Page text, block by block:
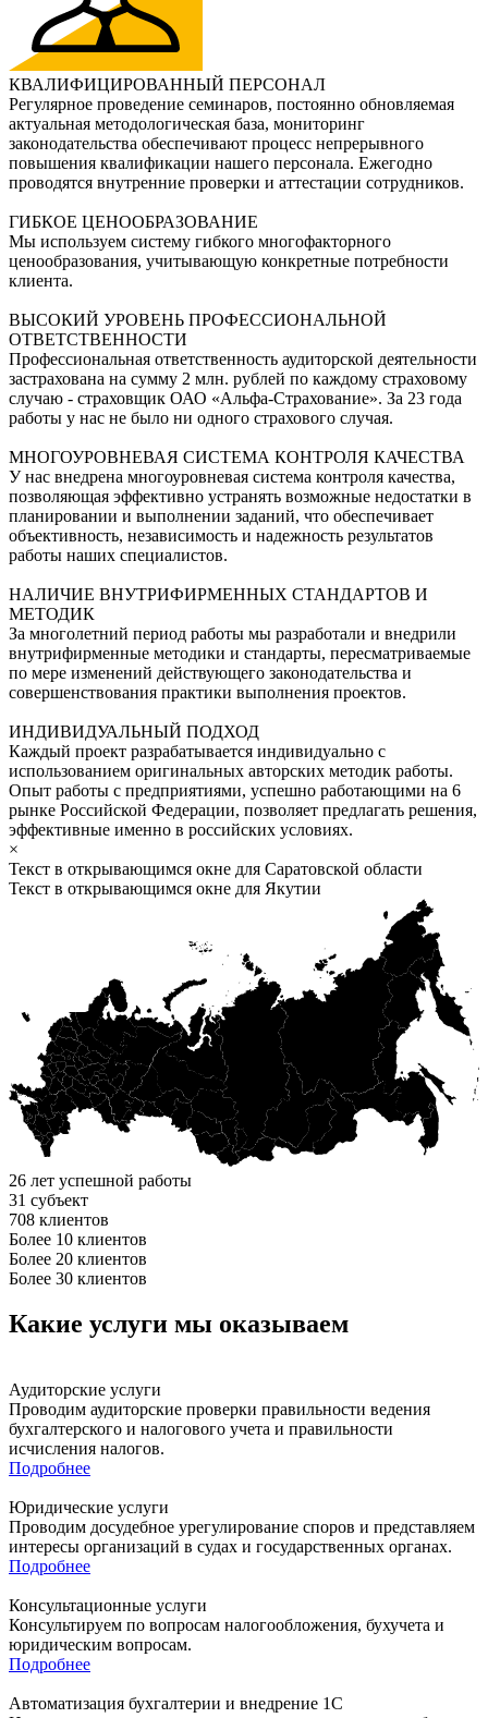
КВАЛИФИЦИРОВАННЫЙ ПЕРСОНАЛ
Регулярное проведение семинаров, постоянно обновляемая
актуальная методологическая база, мониторинг
законодательства обеспечивают процесс непрерывного
повышения квалификации нашего персонала. Ежегодно
проводятся внутренние проверки и аттестации сотрудников.
ГИБКОЕ ЦЕНООБРАЗОВАНИЕ
Мы используем систему гибкого многофакторного
ценообразования, учитывающую конкретные потребности
клиента.
ВЫСОКИЙ УРОВЕНЬ ПРОФЕССИОНАЛЬНОЙ
ОТВЕТСТВЕННОСТИ
Профессиональная ответственность аудиторской деятельности
застрахована на сумму 2 млн. рублей по каждому страховому
случаю - страховщик ОАО «Альфа-Страхование». За 23 года
работы у нас не было ни одного страхового случая.
МНОГОУРОВНЕВАЯ СИСТЕМА КОНТРОЛЯ КАЧЕСТВА
У нас внедрена многоуровневая система контроля качества,
позволяющая эффективно устранять возможные недостатки в
планировании и выполнении заданий, что обеспечивает
объективность, независимость и надежность результатов
работы наших специалистов.
НАЛИЧИЕ ВНУТРИФИРМЕННЫХ СТАНДАРТОВ И
МЕТОДИК
За многолетний период работы мы разработали и внедрили
внутрифирменные методики и стандарты, пересматриваемые
по мере изменений действующего законодательства и
совершенствования практики выполнения проектов.
ИНДИВИДУАЛЬНЫЙ ПОДХОД
Каждый проект разрабатывается индивидуально с
использованием оригинальных авторских методик работы.
Опыт работы с предприятиями, успешно работающими на 6
рынке Российской Федерации, позволяет предлагать решения,
эффективные именно в российских условиях.
×
Текст в открывающимся окне для Саратовской области
Текст в открывающимся окне для Якутии
26 лет успешной работы
31 субъект
708 клиентов
Более 10 клиентов
Более 20 клиентов
Более 30 клиентов
Какие услуги мы оказываем
Аудиторские услуги
Проводим аудиторские проверки правильности ведения
бухгалтерского и налогового учета и правильности
исчисления налогов.
Подробнее
Юридические услуги
Проводим досудебное урегулирование споров и представляем
интересы организаций в судах и государственных органах.
Подробнее
Консультационные услуги
Консультируем по вопросам налогообложения, бухучета и
юридическим вопросам.
Подробнее
Автоматизация бухгалтерии и внедрение 1С